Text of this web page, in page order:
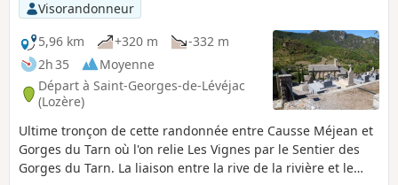
Visorandonneur
5,96 km
+320 m
-332 m
2h 35
Moyenne
Départ à Saint-Georges-de-Lévéjac
(Lozère)
Ultime tronçon de cette randonnée entre Causse Méjean et
Gorges du Tarn où l'on relie Les Vignes par le Sentier des
Gorges du Tarn. La liaison entre la rive de la rivière et le